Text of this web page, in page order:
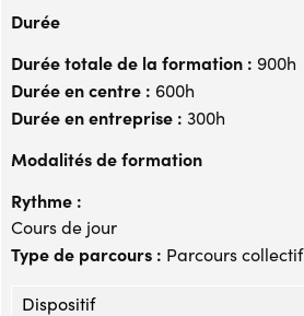
Durée
Durée totale de la formation : 900h
Durée en centre : 600h
Durée en entreprise : 300h
Modalités de formation
Rythme :
Cours de jour
Type de parcours : Parcours collectif
Dispositif